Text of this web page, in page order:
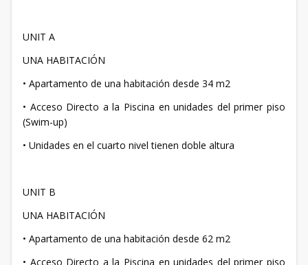
UNIT A
UNA HABITACIÓN
• Apartamento de una habitación desde 34 m2
• Acceso Directo a la Piscina en unidades del primer piso
(Swim-up)
• Unidades en el cuarto nivel tienen doble altura
UNIT B
UNA HABITACIÓN
• Apartamento de una habitación desde 62 m2
• Acceso Directo a la Piscina en unidades del primer piso